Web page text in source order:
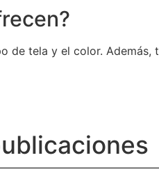
de tela y el color.